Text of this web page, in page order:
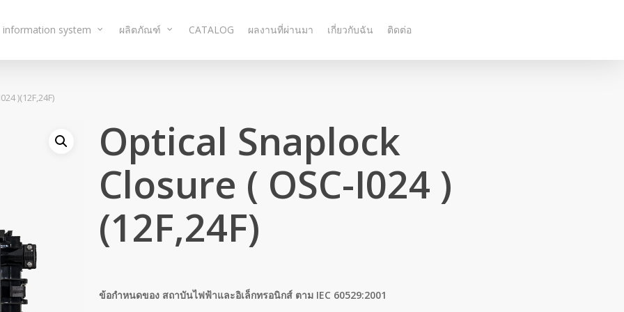
information system ผลิตภัณฑ์ CATALOG ผลงานที่ผ่านมา เกี่ยวกับฉัน ติดต่อ
)(12F,24F)
Optical Snaplock
Closure ( OSC-I024 )
(12F,24F)
ข้อกำหนดของ สถาบันไฟฟ้าและอิเล็กทรอนิกส์ ตาม IEC 60529:2001